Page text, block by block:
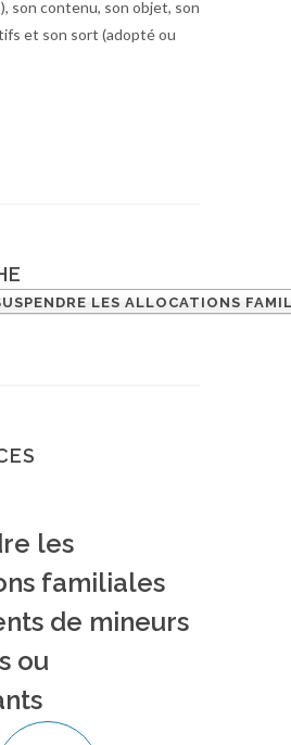
son contenu, son objet, son
et son sort (adopté ou
LES ALLOCATIONS
les
familiales
de mineurs
ou